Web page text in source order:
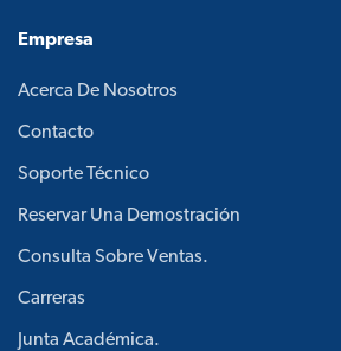
Empresa
Acerca De Nosotros
Contacto
Soporte Técnico
Reservar Una Demostración
Consulta Sobre Ventas.
Carreras
Junta Académica.